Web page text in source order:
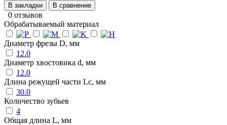
В закладки В сравнение
0 отзывов
Обрабатываемый материал
Диаметр фрезы D, мм
12.0
Диаметр хвостовика d, мм
12.0
Длина режущей части Lc, мм
30.0
Количество зубьев
4
Общая длина L, мм